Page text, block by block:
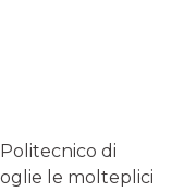
di
le molteplici